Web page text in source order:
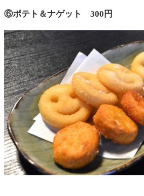
⑥ポテト＆ナゲット 300円